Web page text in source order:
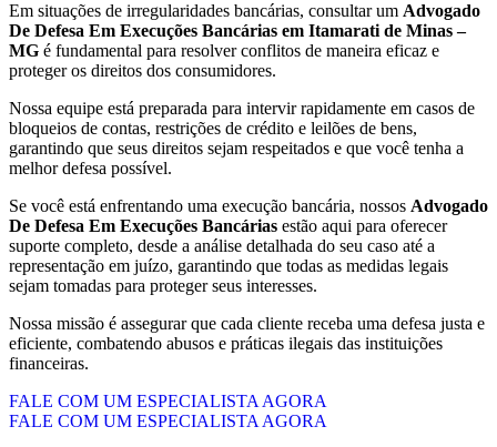
Em situações de irregularidades bancárias, consultar um Advogado
De Defesa Em Execuções Bancárias em Itamarati de Minas –
MG é fundamental para resolver conflitos de maneira eficaz e
proteger os direitos dos consumidores.
Nossa equipe está preparada para intervir rapidamente em casos de
bloqueios de contas, restrições de crédito e leilões de bens,
garantindo que seus direitos sejam respeitados e que você tenha a
melhor defesa possível.
Se você está enfrentando uma execução bancária, nossos Advogado
De Defesa Em Execuções Bancárias estão aqui para oferecer
suporte completo, desde a análise detalhada do seu caso até a
representação em juízo, garantindo que todas as medidas legais
sejam tomadas para proteger seus interesses.
Nossa missão é assegurar que cada cliente receba uma defesa justa e
eficiente, combatendo abusos e práticas ilegais das instituições
financeiras.
FALE COM UM ESPECIALISTA AGORA
FALE COM UM ESPECIALISTA AGORA